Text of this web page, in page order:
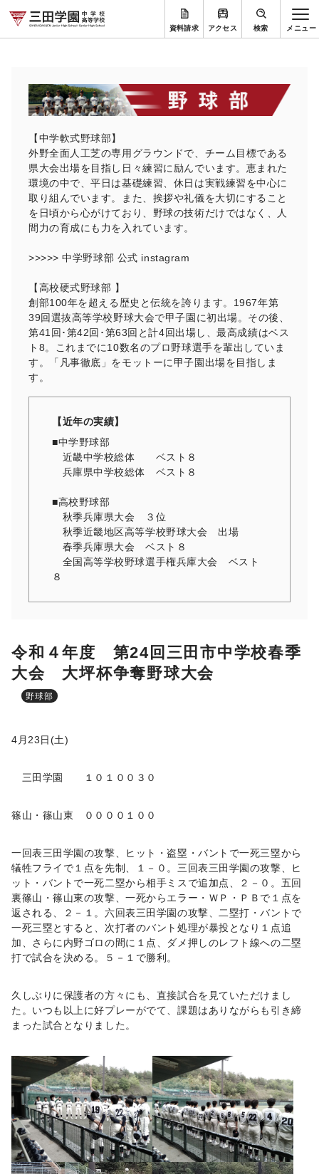
資料請求 アクセス 検索
【中学軟式野球部】
外野全面人工芝の専用グラウンドで、チーム目標である
県大会出場を目指し日々練習に励んでいます。恵まれた
環境の中で、平日は基礎練習、休日は実戦練習を中心に
取り組んでいます。また、挨拶や礼儀を大切にすること
を日頃から心がけており、野球の技術だけではなく、人
間力の育成にも力を入れています。
>>>>>中学野球部 公式 instagram
【高校硬式野球部 】
創部100年を超える歴史と伝統を誇ります。1967年第
39回選抜高等学校野球大会で甲子園に初出場。その後、
第41回･第42回･第63回と計4回出場し、最高成績はベス
ト8。これまでに10数名のプロ野球選手を輩出していま
す。「凡事徹底」をモットーに甲子園出場を目指しま
す。
【近年の実績】
■中学野球部
近畿中学校総体 ベスト８
兵庫県中学校総体 ベスト８
■高校野球部
秋季兵庫県大会 ３位
秋季近畿地区高等学校野球大会 出場
春季兵庫県大会 ベスト８
全国高等学校野球選手権兵庫大会 ベスト
８
令和４年度 第24回三田市中学校春季
大会 大坪杯争奪野球大会
野球部
4月23日(土)
三田学園 １０１００３０
篠山・篠山東 ００００１００
一回表三田学園の攻撃、ヒット・盗塁・バントで一死三塁から
犠牲フライで１点を先制、１－０。三回表三田学園の攻撃、ヒ
ット・バントで一死二塁から相手ミスで追加点、２－０。五回
裏篠山・篠山東の攻撃、一死からエラー・ＷＰ・ＰＢで１点を
返される、２－１。六回表三田学園の攻撃、二塁打・バントで
一死三塁とすると、次打者のバント処理が暴投となり１点追
加、さらに内野ゴロの間に１点、ダメ押しのレフト線への二塁
打で試合を決める。５－１で勝利。
久しぶりに保護者の方々にも、直接試合を見ていただけまし
た。いつも以上に好プレーがでて、課題はありながらも引き締
まった試合となりました。